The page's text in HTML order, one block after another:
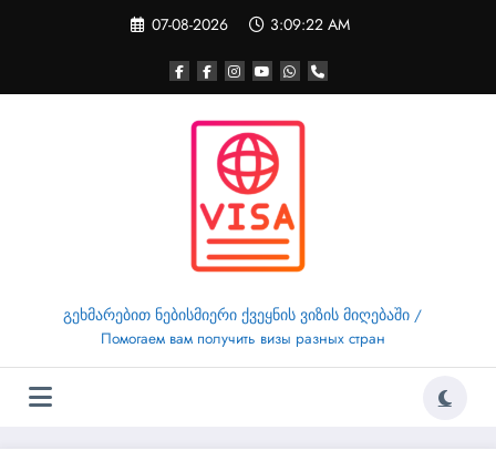
07-08-2026 3:09:23 AM
გეხმარებით ნებისმიერი ქვეყნის ვიზის მიღებაში /
Помогаем вам получить визы разных стран